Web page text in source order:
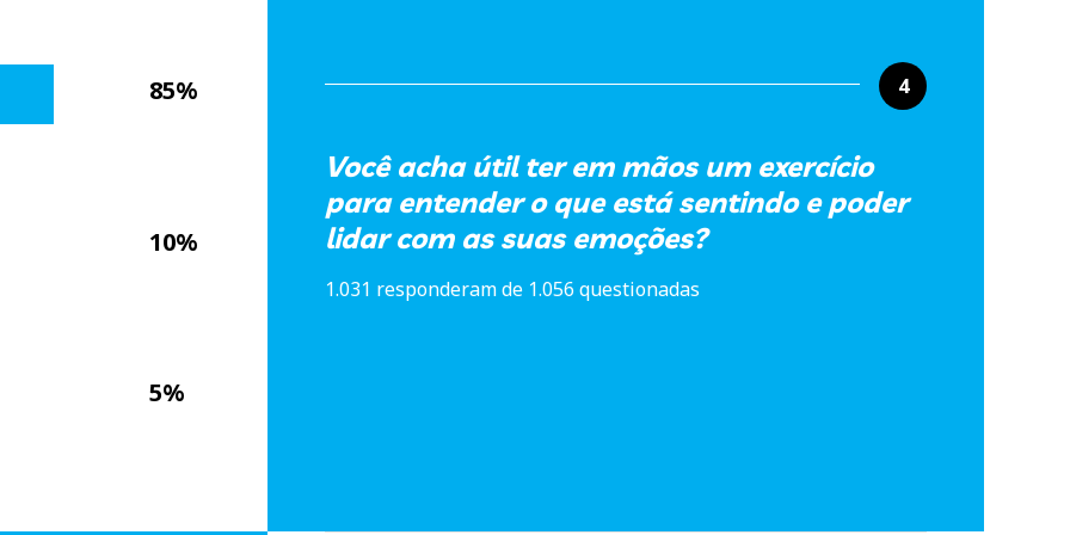
4
Você acha útil ter em mãos um exercício
para entender o que está sentindo e poder
lidar com as suas emoções?
1.031 responderam de 1.056 questionadas
85%
10%
5%